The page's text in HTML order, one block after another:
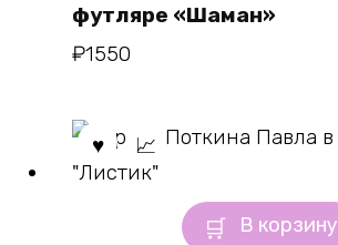
футляре «Шаман»
₽1550
В корзину